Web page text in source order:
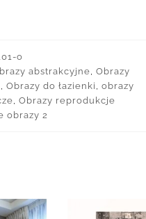
o
abstrakcyjne, Obrazy
, Obrazy do łazienki , obrazy
, Obrazy reprodukcje
obrazy 2